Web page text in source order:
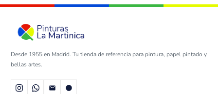
Desde 1955 en Madrid. Tu tienda de referencia para pintura, papel pintado y
bellas artes.